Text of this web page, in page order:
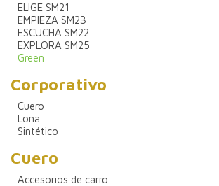
ELIGE SM21
EMPIEZA SM23
ESCUCHA SM22
EXPLORA SM25
Green
Corporativo
Cuero
Lona
Sintético
Cuero
Accesorios de carro